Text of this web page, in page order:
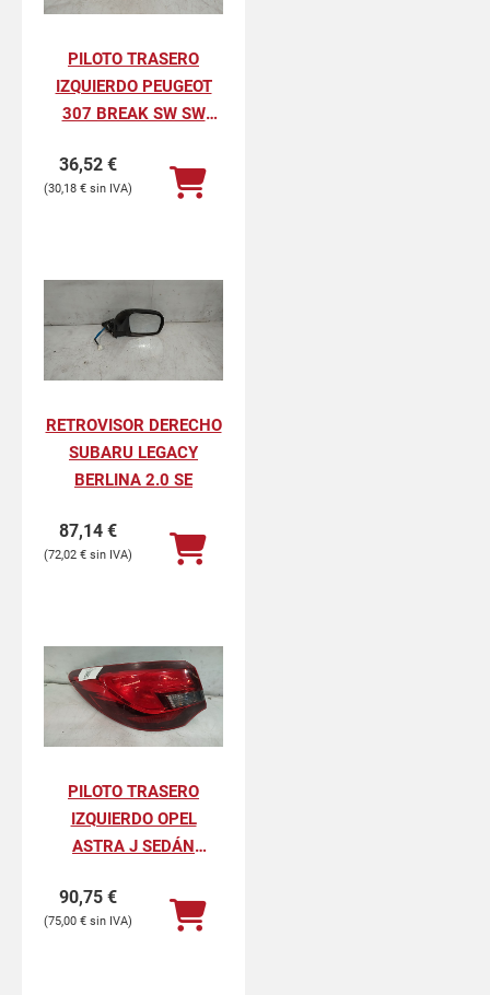
PILOTO TRASERO
IZQUIERDO PEUGEOT
307 BREAK SW SW
36,52 €
30,18 €
RETROVISOR DERECHO
SUBARU LEGACY
BERLINA 2.0 SE
87,14 €
72,02 €
PILOTO TRASERO
IZQUIERDO OPEL
ASTRA J SEDÁN
90,75 €
75,00 €